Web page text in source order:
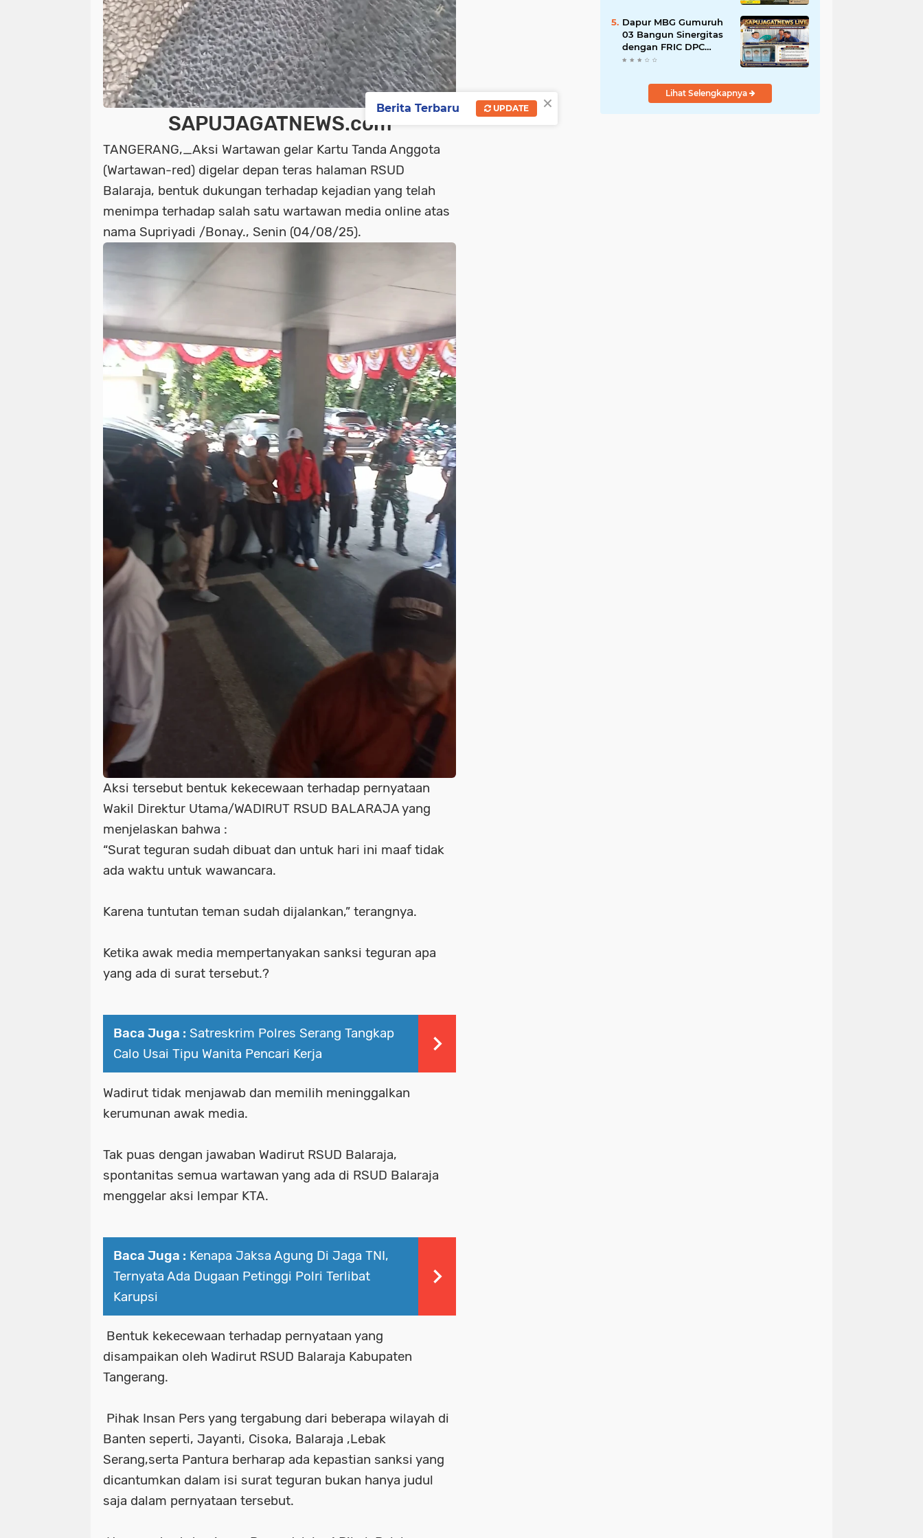
SAPUJAGATNEWS.com
TANGERANG,_Aksi Wartawan gelar Kartu Tanda Anggota
(Wartawan-red) digelar depan teras halaman RSUD
Balaraja, bentuk dukungan terhadap kejadian yang telah
menimpa terhadap salah satu wartawan media online atas
nama Supriyadi /Bonay., Senin (04/08/25).
Aksi tersebut bentuk kekecewaan terhadap pernyataan
Wakil Direktur Utama/WADIRUT RSUD BALARAJA yang
menjelaskan bahwa :
“Surat teguran sudah dibuat dan untuk hari ini maaf tidak
ada waktu untuk wawancara.
Karena tuntutan teman sudah dijalankan,” terangnya.
Ketika awak media mempertanyakan sanksi teguran apa
yang ada di surat tersebut.?
Baca Juga : Satreskrim Polres Serang Tangkap
Calo Usai Tipu Wanita Pencari Kerja
Wadirut tidak menjawab dan memilih meninggalkan
kerumunan awak media.
Tak puas dengan jawaban Wadirut RSUD Balaraja,
spontanitas semua wartawan yang ada di RSUD Balaraja
menggelar aksi lempar KTA.
Baca Juga : Kenapa Jaksa Agung Di Jaga TNI,
Ternyata Ada Dugaan Petinggi Polri Terlibat
Karupsi
Bentuk kekecewaan terhadap pernyataan yang
disampaikan oleh Wadirut RSUD Balaraja Kabupaten
Tangerang.
Pihak Insan Pers yang tergabung dari beberapa wilayah di
Banten seperti, Jayanti, Cisoka, Balaraja ,Lebak
Serang,serta Pantura berharap ada kepastian sanksi yang
dicantumkan dalam isi surat teguran bukan hanya judul
saja dalam pernyataan tersebut.
Jabatan
Dapur MBG Gumuruh
03 Bangun Sinergitas
dengan FRIC DPC
Kabupaten Lebak,
SOP BGN Pusat
Lihat Selengkapnya
×
Berita Terbaru UPDATE